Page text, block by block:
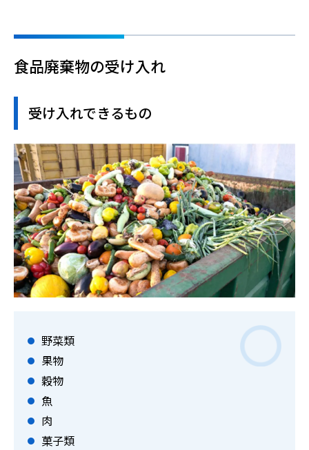
食品廃棄物の受け入れ
受け入れできるもの
野菜類
果物
穀物
魚
肉
菓子類